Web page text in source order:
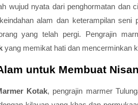
wujud nyata dari penghormatan dan
alam dan keterampilan
yang telah pergi. Pengrajin
yang memikat hati dan mencerminkan
untuk Membuat
Kotak, pengrajin marmer